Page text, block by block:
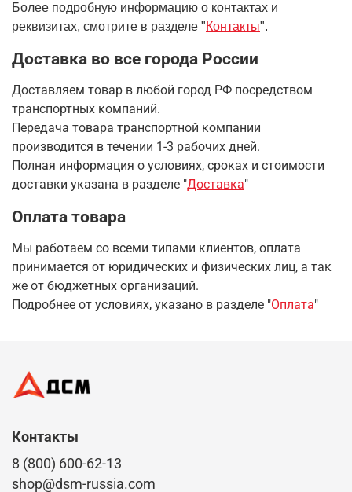
Более подробную информацию о контактах и
реквизитах, смотрите в разделе "Контакты".
Доставка во все города России
Доставляем товар в любой город РФ посредством
транспортных компаний.
Передача товара транспортной компании
производится в течении 1-3 рабочих дней.
Полная информация о условиях, сроках и стоимости
доставки указана в разделе "Доставка"
Оплата товара
Мы работаем со всеми типами клиентов, оплата
принимается от юридических и физических лиц, а так
же от бюджетных организаций.
Подробнее от условиях, указано в разделе "Оплата"
Контакты
8 (800) 600-62-13
shop@dsm-russia.com